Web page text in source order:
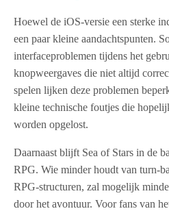
Hoewel de iOS-versie een sterke
een paar kleine aandachtspunten.
interfaceproblemen tijdens het
knopweergaves die niet altijd
spelen lijken deze problemen
kleine technische foutjes die
worden opgelost.
Daarnaast blijft Sea of Stars in de
RPG. Wie minder houdt van turn-
RPG-structuren, zal mogelijk
door het avontuur. Voor fans van